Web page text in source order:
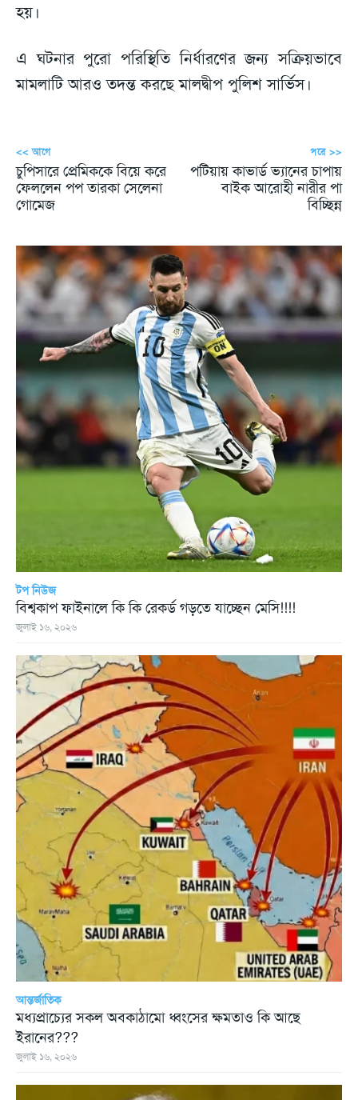
হয়।
এ ঘটনার পুরো পরিস্থিতি নির্ধারণের জন্য সক্রিয়ভাবে
মামলাটি আরও তদন্ত করছে মালদ্বীপ পুলিশ সার্ভিস।
<< আগে
চুপিসারে প্রেমিককে বিয়ে করে
ফেললেন পপ তারকা সেলেনা
গোমেজ
পরে >>
পটিয়ায় কাভার্ড ভ্যানের চাপায়
বাইক আরোহী নারীর পা
বিচ্ছিন্ন
টপ নিউজ
বিশ্বকাপ ফাইনালে কি কি রেকর্ড গড়তে যাচ্ছেন মেসি!!!!
জুলাই ১৬, ২০২৬
আন্তর্জাতিক
মধ্যপ্রাচ্যের সকল অবকাঠামো ধ্বংসের ক্ষমতাও কি আছে
ইরানের???
জুলাই ১৬, ২০২৬